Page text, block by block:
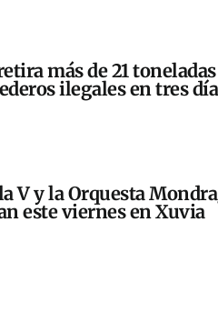
más de 21
ilegales en tres
V y la Orquesta
este viernes en Xuvia